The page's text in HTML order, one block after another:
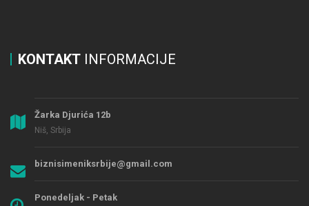
KONTAKT INFORMACIJE
Žarka Djurića 12b
Niš, Srbija
biznisimeniksrbije@gmail.com
Ponedeljak - Petak